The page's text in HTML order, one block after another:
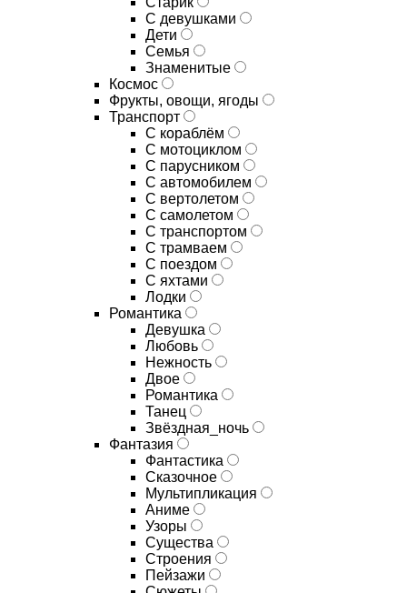
С девушками
Дети
Семья
Знаменитые
Космос
Фрукты, овощи, ягоды
Транспорт
С кораблём
С мотоциклом
С парусником
С автомобилем
С вертолетом
С самолетом
С транспортом
С трамваем
С поездом
С яхтами
Лодки
Романтика
Девушка
Любовь
Нежность
Двое
Романтика
Танец
Звёздная_ночь
Фантазия
Фантастика
Сказочное
Мультипликация
Аниме
Узоры
Существа
Строения
Пейзажи